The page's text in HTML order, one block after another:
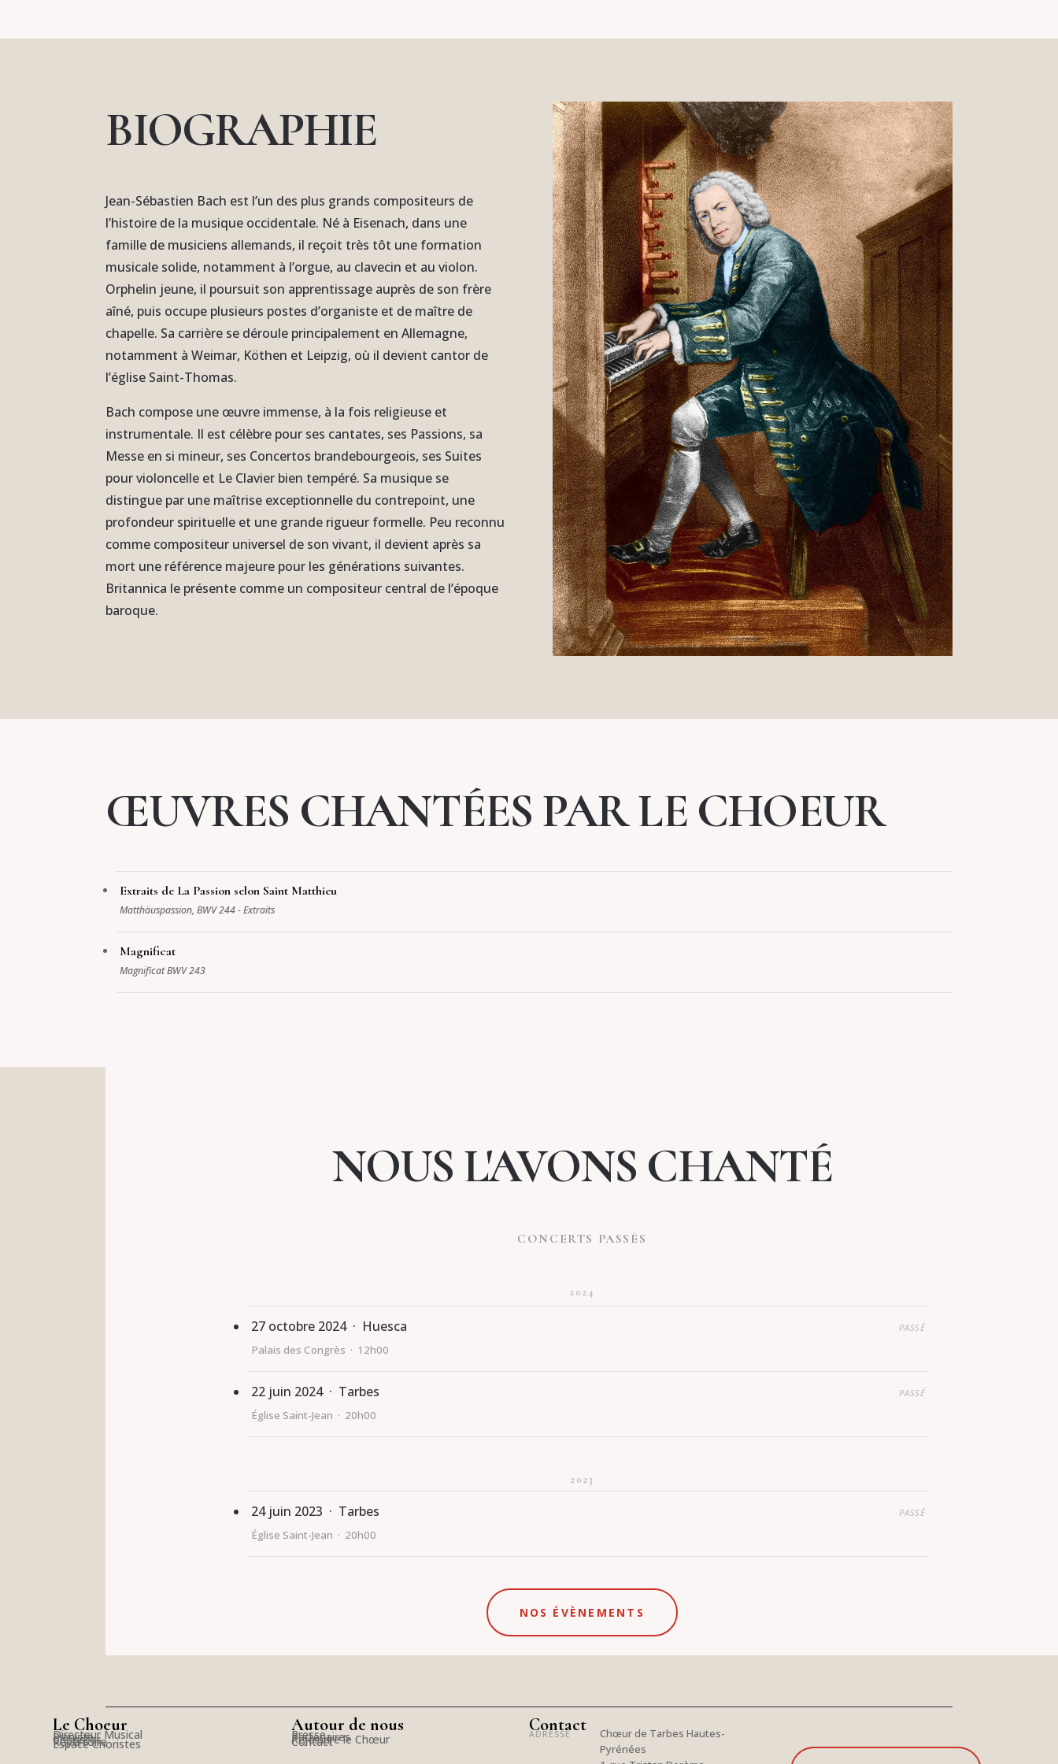
BIOGRAPHIE
Jean-Sébastien Bach est l’un des plus grands compositeurs de
l’histoire de la musique occidentale. Né à Eisenach, dans une
famille de musiciens allemands, il reçoit très tôt une formation
musicale solide, notamment à l’orgue, au clavecin et au violon.
Orphelin jeune, il poursuit son apprentissage auprès de son frère
aîné, puis occupe plusieurs postes d’organiste et de maître de
chapelle. Sa carrière se déroule principalement en Allemagne,
notamment à Weimar, Köthen et Leipzig, où il devient cantor de
l’église Saint-Thomas.
Bach compose une œuvre immense, à la fois religieuse et
instrumentale. Il est célèbre pour ses cantates, ses Passions, sa
Messe en si mineur, ses Concertos brandebourgeois, ses Suites
pour violoncelle et Le Clavier bien tempéré. Sa musique se
distingue par une maîtrise exceptionnelle du contrepoint, une
profondeur spirituelle et une grande rigueur formelle. Peu reconnu
comme compositeur universel de son vivant, il devient après sa
mort une référence majeure pour les générations suivantes.
Britannica le présente comme un compositeur central de l’époque
baroque.
ŒUVRES CHANTÉES PAR LE CHOEUR
Extraits de La Passion selon Saint Matthieu
Matthäuspassion, BWV 244 - Extraits
Magnificat
Magnificat BWV 243
NOUS L'AVONS CHANTÉ
CONCERTS PASSÉS
2024
27 octobre 2024 · Huesca PASSÉ
Palais des Congrès · 12h00
22 juin 2024 · Tarbes PASSÉ
Église Saint-Jean · 20h00
2023
24 juin 2023 · Tarbes PASSÉ
Église Saint-Jean · 20h00
NOS ÉVÈNEMENTS
Le Choeur
Directeur Musical
Pianiste
Choristes
Répertoire
Espace Choristes
Autour de nous
Presse
Partenaires
Rejoindre le Chœur
Contact
Contact
ADRESSE
Chœur de Tarbes Hautes-
Pyrénées